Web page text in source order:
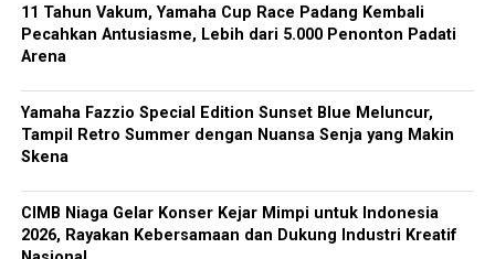
11 Tahun Vakum, Yamaha Cup Race Padang Kembali
Pecahkan Antusiasme, Lebih dari 5.000 Penonton Padati
Arena
Yamaha Fazzio Special Edition Sunset Blue Meluncur,
Tampil Retro Summer dengan Nuansa Senja yang Makin
Skena
CIMB Niaga Gelar Konser Kejar Mimpi untuk Indonesia
2026, Rayakan Kebersamaan dan Dukung Industri Kreatif